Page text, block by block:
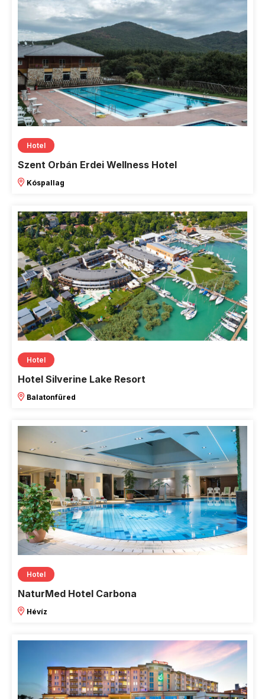
Hotel
Szent Orbán Erdei Wellness Hotel
Kóspallag
Hotel
Hotel Silverine Lake Resort
Balatonfüred
Hotel
NaturMed Hotel Carbona
Hévíz